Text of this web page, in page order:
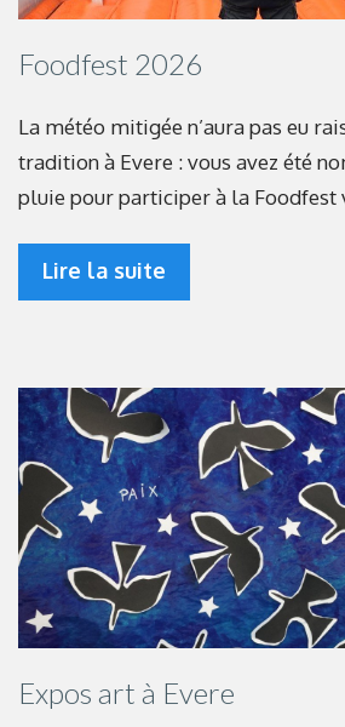
Foodfest 2026
La météo mitigée n’aura pas eu
tradition à Evere : vous avez été
pluie pour participer à la Foodfest
Lire la suite
Expos art à Evere